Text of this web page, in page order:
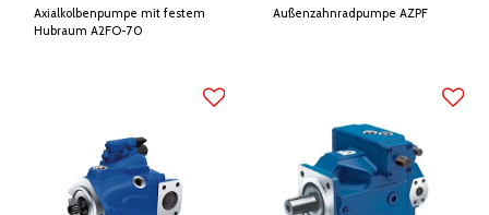
Axialkolbenpumpe mit festem
Hubraum A2FO-70
Außenzahnradpumpe AZPF